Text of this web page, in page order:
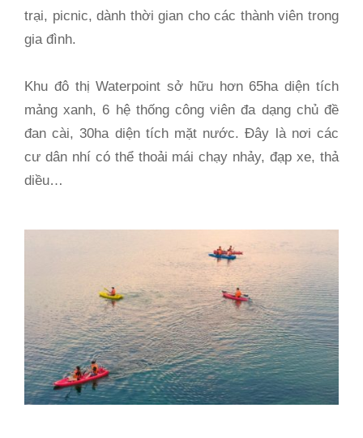
trại, picnic, dành thời gian cho các thành viên trong
gia đình.
Khu đô thị Waterpoint sở hữu hơn 65ha diện tích
mảng xanh, 6 hệ thống công viên đa dạng chủ đề
đan cài, 30ha diện tích mặt nước. Đây là nơi các
cư dân nhí có thể thoải mái chạy nhảy, đạp xe, thả
diều…